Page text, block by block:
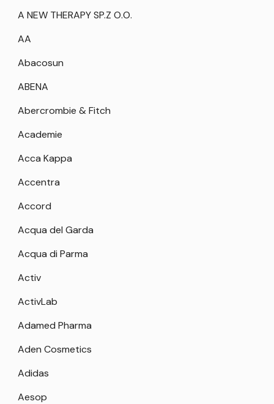
A NEW THERAPY SP.Z O.O.
AA
Abacosun
ABENA
Abercrombie & Fitch
Academie
Acca Kappa
Accentra
Accord
Acqua del Garda
Acqua di Parma
Activ
ActivLab
Adamed Pharma
Aden Cosmetics
Adidas
Aesop